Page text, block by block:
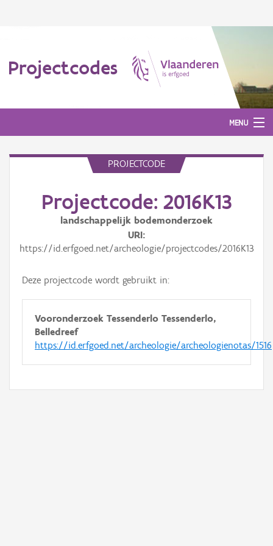
Projectcodes
MENU
PROJECTCODE
Projectcode: 2016K13
landschappelijk bodemonderzoek
URI
https://id.erfgoed.net/archeologie/projectcodes/2016K13
Deze projectcode wordt gebruikt in:
Vooronderzoek Tessenderlo Tessenderlo,
Belledreef
https://id.erfgoed.net/archeologie/archeologienotas/1516